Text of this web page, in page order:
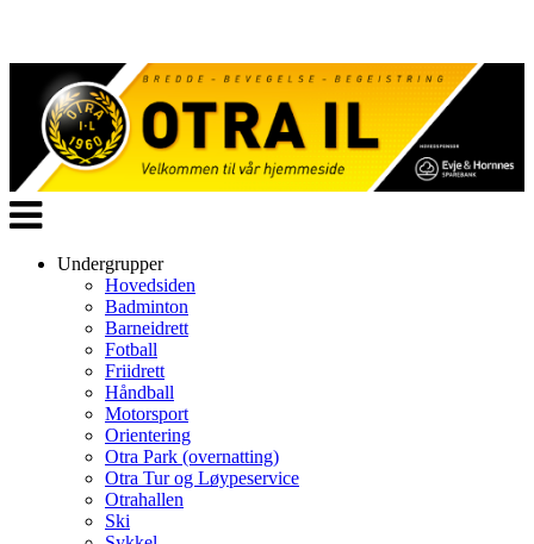
Veksle
navigasjon
Undergrupper
Hovedsiden
Badminton
Barneidrett
Fotball
Friidrett
Håndball
Motorsport
Orientering
Otra Park (overnatting)
Otra Tur og Løypeservice
Otrahallen
Ski